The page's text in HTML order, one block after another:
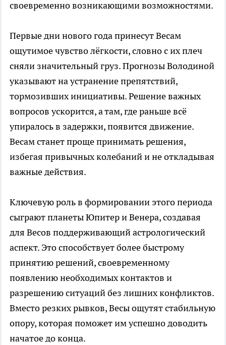
своевременно возникающими возможностями.
Первые дни нового года принесут Весам
ощутимое чувство лёгкости, словно с их плеч
сняли значительный груз. Прогнозы Володиной
указывают на устранение препятствий,
тормозивших инициативы. Решение важных
вопросов ускорится, а там, где раньше всё
упиралось в задержки, появится движение.
Весам станет проще принимать решения,
избегая привычных колебаний и не откладывая
важные действия.
Ключевую роль в формировании этого периода
сыграют планеты Юпитер и Венера, создавая
для Весов поддерживающий астрологический
аспект. Это способствует более быстрому
принятию решений, своевременному
появлению необходимых контактов и
разрешению ситуаций без лишних конфликтов.
Вместо резких рывков, Весы ощутят стабильную
опору, которая поможет им успешно доводить
начатое до конца.